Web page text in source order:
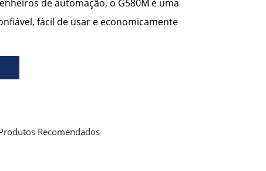
de automação, o G580M é uma
fácil de usar e economicamente
Recomendados